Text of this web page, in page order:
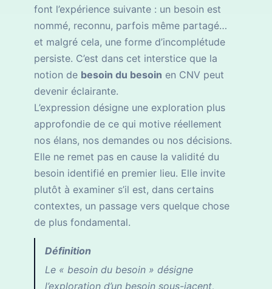
font l’expérience suivante : un besoin est
nommé, reconnu, parfois même partagé…
et malgré cela, une forme d’incomplétude
persiste. C’est dans cet interstice que la
notion de besoin du besoin en CNV peut
devenir éclairante.
L’expression désigne une exploration plus
approfondie de ce qui motive réellement
nos élans, nos demandes ou nos décisions.
Elle ne remet pas en cause la validité du
besoin identifié en premier lieu. Elle invite
plutôt à examiner s’il est, dans certains
contextes, un passage vers quelque chose
de plus fondamental.
Définition
Le « besoin du besoin » désigne
l’exploration d’un besoin sous-jacent,